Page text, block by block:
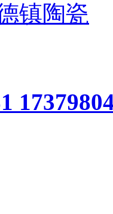
镇陶瓷